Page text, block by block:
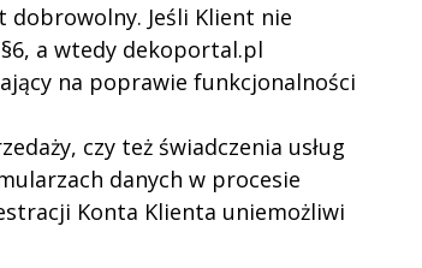
Jeśli Klient nie
a wtedy dekoportal.pl
na poprawie funkcjonalności
czy też świadczenia usług
danych w procesie
Konta Klienta uniemożliwi